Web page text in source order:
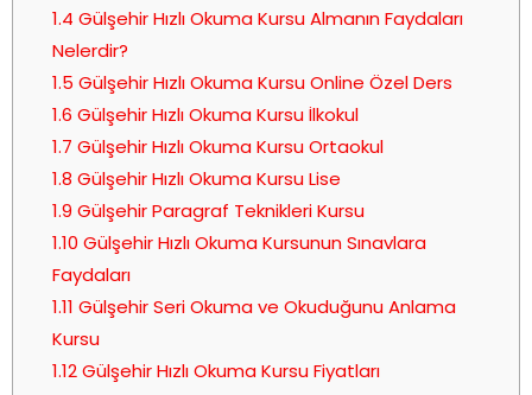
1.4 Gülşehir Hızlı Okuma Kursu Almanın Faydaları
Nelerdir?
1.5 Gülşehir Hızlı Okuma Kursu Online Özel Ders
1.6 Gülşehir Hızlı Okuma Kursu İlkokul
1.7 Gülşehir Hızlı Okuma Kursu Ortaokul
1.8 Gülşehir Hızlı Okuma Kursu Lise
1.9 Gülşehir Paragraf Teknikleri Kursu
1.10 Gülşehir Hızlı Okuma Kursunun Sınavlara
Faydaları
1.11 Gülşehir Seri Okuma ve Okuduğunu Anlama
Kursu
1.12Gülşehir Hızlı Okuma Kursu Fiyatları